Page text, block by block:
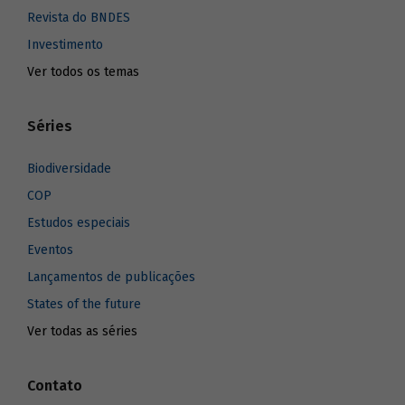
Revista do BNDES
Investimento
Ver todos os temas
Séries
Biodiversidade
COP
Estudos especiais
Eventos
Lançamentos de publicações
States of the future
Ver todas as séries
Contato